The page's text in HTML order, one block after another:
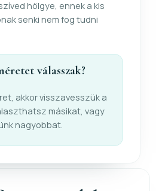
hölgye, ennek a kis
senki nem fog tudni
válasszak?
akkor visszavesszük a
másikat, vagy
nagyobbat.